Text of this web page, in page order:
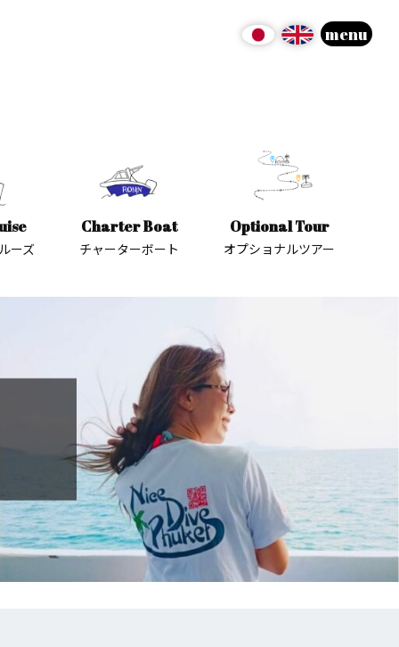
ーズ
Charter Boat
チャーターボート
Optional Tour
オプショナルツアー
menu